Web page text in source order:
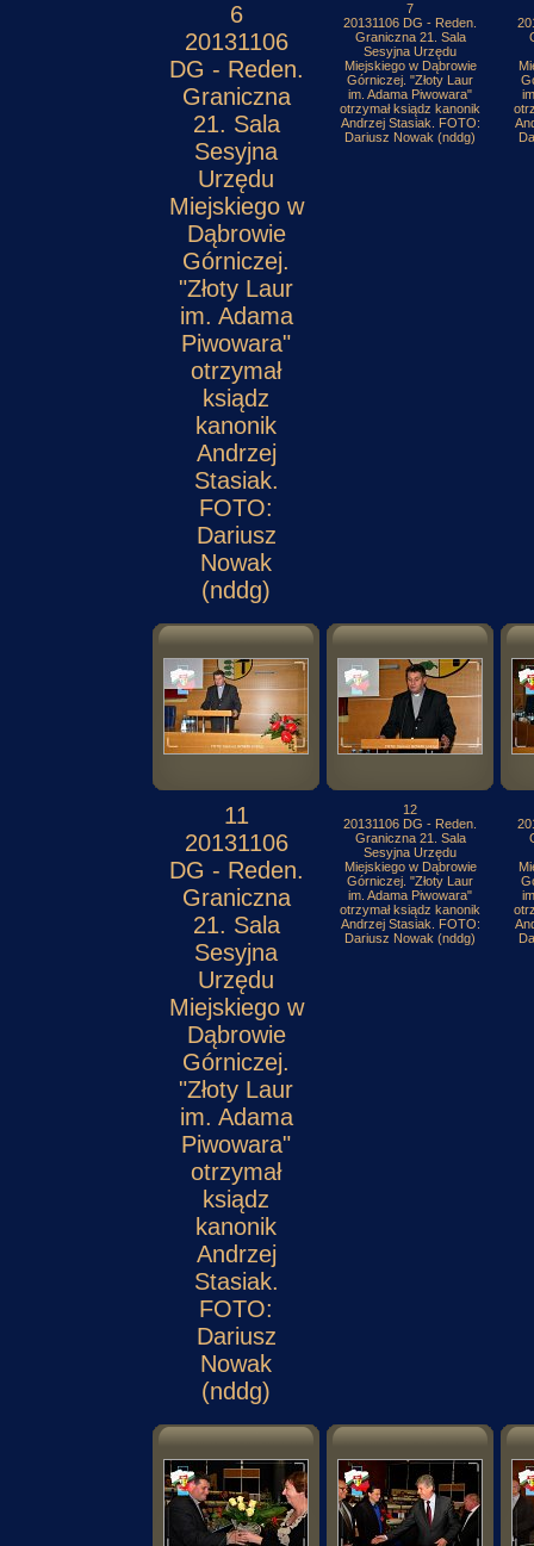
6
20131106
DG - Reden.
Graniczna
21. Sala
Sesyjna
Urzędu
Miejskiego w
Dąbrowie
Górniczej.
"Złoty Laur
im. Adama
Piwowara"
otrzymał
ksiądz
kanonik
Andrzej
Stasiak.
FOTO:
Dariusz
Nowak
(nddg)
7
20131106 DG - Reden.
Graniczna 21. Sala
Sesyjna Urzędu
Miejskiego w Dąbrowie
Górniczej. "Złoty Laur
im. Adama Piwowara"
otrzymał ksiądz kanonik
Andrzej Stasiak. FOTO:
Dariusz Nowak (nddg)
11
20131106
DG - Reden.
Graniczna
21. Sala
Sesyjna
Urzędu
Miejskiego w
Dąbrowie
Górniczej.
"Złoty Laur
im. Adama
Piwowara"
otrzymał
ksiądz
kanonik
Andrzej
Stasiak.
FOTO:
Dariusz
Nowak
(nddg)
12
20131106 DG - Reden.
Graniczna 21. Sala
Sesyjna Urzędu
Miejskiego w Dąbrowie
Górniczej. "Złoty Laur
im. Adama Piwowara"
otrzymał ksiądz kanonik
Andrzej Stasiak. FOTO:
Dariusz Nowak (nddg)